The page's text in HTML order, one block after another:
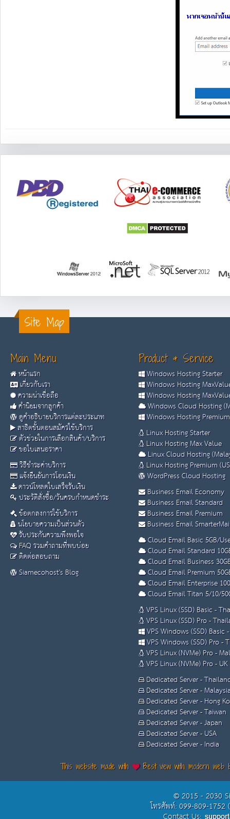
Site Map
Main Menu
หน้าแรก
เกี่ยวกับเรา
ความน่าเชื่อถือ
คำนิยมจากลูกค้า
ดูคำอธิบายบริการแต่ละประเภท
สาธิตขั้นตอนสมัครใช้บริการ
ตัวช่วยในการเลือกสินค้า/บริการ
ขอใบเสนอราคา
วิธีชำระค่าบริการ
แจ้งยืนยันการโอนเงิน
ดาวน์โหลดใบเสร็จรับเงิน
ประวัติสั่งซื้อ/วันครบกำหนดชำระ
ข้อตกลงการใช้บริการ
นโยบายความเป็นส่วนตัว
รับประกันความพึงพอใจ
FAQ รวมคำถามที่พบบ่อย
ติดต่อสอบถาม
Siamecohost's Blog
Product & Service
Windows Hosting Starter
Windows Hosting
Windows Hosting
Windows Cloud Hosting
Windows Hosting
Linux Hosting Starter
Linux Hosting Max Value
Linux Cloud Hosting
Linux Hosting Premium
WordPress Cloud Hosting
Business Email Economy
Business Email Standard
Business Email Premium
Business Email
Cloud Email Basic 5GB/
Cloud Email Standard
Cloud Email Business
Cloud Email Premium
Cloud Email Enterprise
Cloud Email Titan 5/10/
VPS Linux (SSD) Basic -
VPS Linux (SSD) Pro -
VPS Windows (SSD) Basic
VPS Windows (SSD) Pro -
VPS Linux (NVMe) Pro -
VPS Linux (NVMe) Pro - UK
Dedicated Server -
Dedicated Server -
Dedicated Server - Hong
Dedicated Server - Taiwan
Dedicated Server - Japan
Dedicated Server - USA
Dedicated Server - India
This website made with Best view with modern web
© 2015 - 2030
โทรศัพท์: 099-809-1752